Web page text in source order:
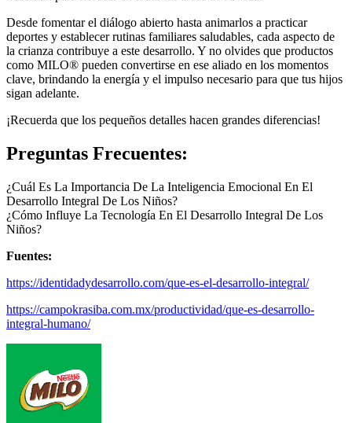
Desde fomentar el diálogo abierto hasta animarlos a practicar
deportes y establecer rutinas familiares saludables, cada aspecto de
la crianza contribuye a este desarrollo. Y no olvides que productos
como MILO® pueden convertirse en ese aliado en los momentos
clave, brindando la energía y el impulso necesario para que tus hijos
sigan adelante.
¡Recuerda que los pequeños detalles hacen grandes diferencias!
Preguntas Frecuentes:
¿Cuál Es La Importancia De La Inteligencia Emocional En El
Desarrollo Integral De Los Niños?
¿Cómo Influye La Tecnología En El Desarrollo Integral De Los
Niños?
Fuentes:
https://identidadydesarrollo.com/que-es-el-desarrollo-integral/
https://campokrasiba.com.mx/productividad/que-es-desarrollo-
integral-humano/
Footer